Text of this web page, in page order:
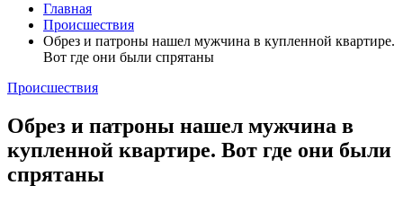
Главная
Происшествия
Обрез и патроны нашел мужчина в купленной квартире.
Вот где они были спрятаны
Происшествия
Обрез и патроны нашел мужчина в
купленной квартире. Вот где они были
спрятаны